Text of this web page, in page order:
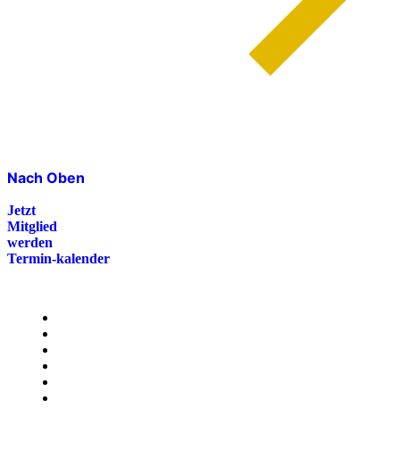
Nach Oben
Jetzt
Mitglied
werden
Termin-kalender
Menü